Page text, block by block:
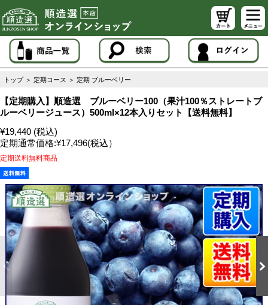
トップ ＞ 定期コース ＞ 定期 ブルーベリー
【定期購入】順造選 ブルーベリー100（果汁100％ストレートブ
ルーベリージュース）500ml×12本入りセット【送料無料】
¥19,440 (税込)
定期通常価格:¥17,496(税込）
定期送料無料商品